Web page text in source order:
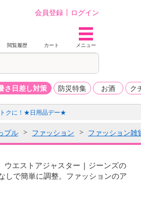
会員登録 ログイン
閲覧履歴 カート メニュー
さ日差し対策 防災特集 お酒 ク
クに！★日用品デー★
プル ファッション ファッション雑
ウエストアジャスター | ジーンズの
しで簡単に調整。ファッションのア